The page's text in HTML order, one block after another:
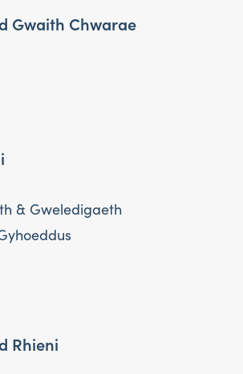
Gwaith Chwarae
& Gweledigaeth
Rhieni